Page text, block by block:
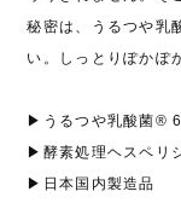
秘密は、うるつや乳
い。しっとりぽかぽ
▶うるつや乳酸菌®
▶酵素処理ヘスペリ
▶日本国内製造品